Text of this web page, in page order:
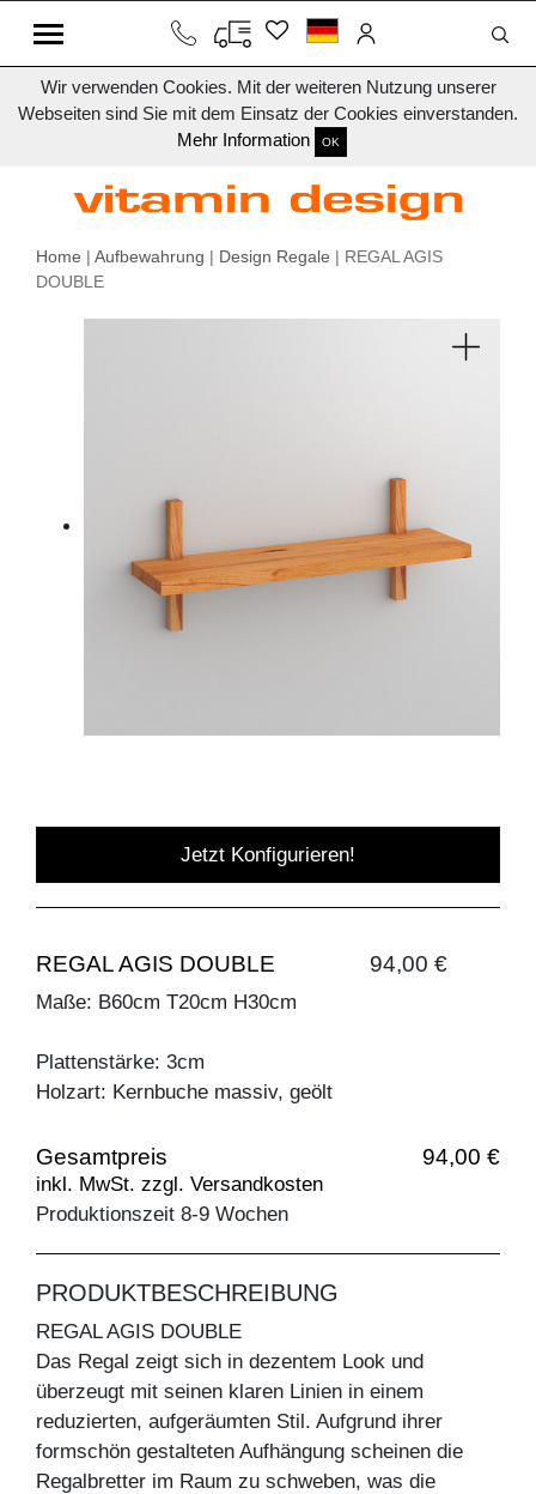
Wir verwenden Cookies. Mit der weiteren Nutzung unserer
Webseiten sind Sie mit dem Einsatz der Cookies einverstanden.
Mehr Information
OK
Home | Aufbewahrung | Design Regale | REGAL AGIS
DOUBLE
Jetzt Konfigurieren!
REGAL AGIS DOUBLE 94,00 €
Maße: B60cm T20cm H30cm
Plattenstärke: 3cm
Holzart: Kernbuche massiv, geölt
Gesamtpreis 94,00 €
inkl. MwSt. zzgl. Versandkosten
Produktionszeit 8-9 Wochen
PRODUKTBESCHREIBUNG
REGAL AGIS DOUBLE
Das Regal zeigt sich in dezentem Look und
überzeugt mit seinen klaren Linien in einem
reduzierten, aufgeräumten Stil. Aufgrund ihrer
formschön gestalteten Aufhängung scheinen die
Regalbretter im Raum zu schweben, was die